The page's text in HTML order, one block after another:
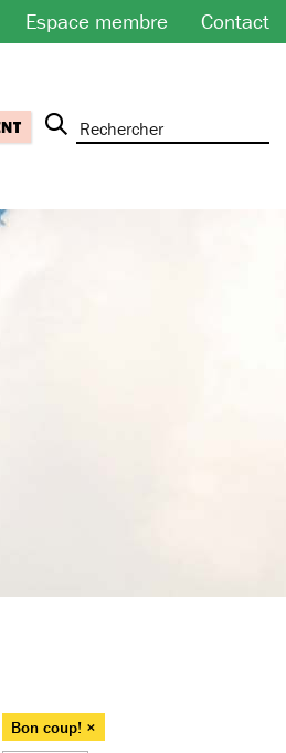
Espace membre Contact
Bon coup! ×